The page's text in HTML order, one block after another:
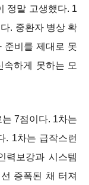
정말 고생했다. 1
. 중환자 병상 확
준비를 제대로 못
하게 못하는 모
7점이다. 1차는
. 1차는 급작스런
력보강과 시스템
증폭된 채 터져